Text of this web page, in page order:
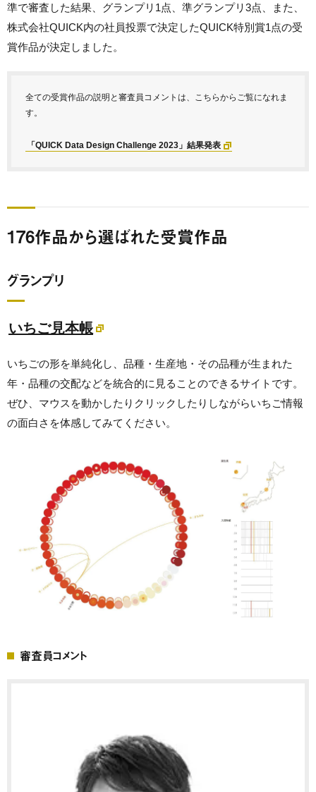
準で審査した結果、グランプリ1点、準グランプリ3点、また、
株式会社QUICK内の社員投票で決定したQUICK特別賞1点の受
賞作品が決定しました。
全ての受賞作品の説明と審査員コメントは、こちらからご覧になれま
す。
「QUICK Data Design Challenge 2023」結果発表
176作品から選ばれた受賞作品
グランプリ
いちご見本帳
いちごの形を単純化し、品種・生産地・その品種が生まれた
年・品種の交配などを統合的に見ることのできるサイトです。
ぜひ、マウスを動かしたりクリックしたりしながらいちご情報
の面白さを体感してみてください。
審査員コメント